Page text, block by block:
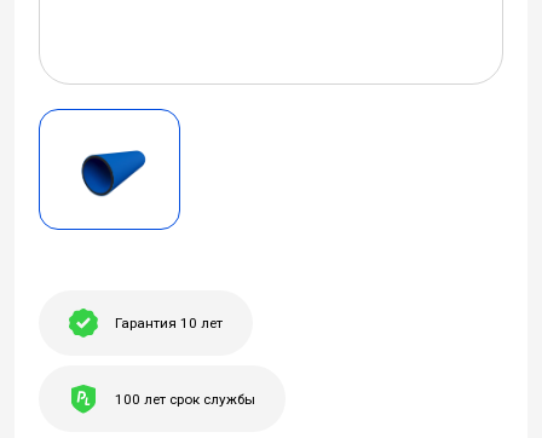
Гарантия 10 лет
100 лет срок службы